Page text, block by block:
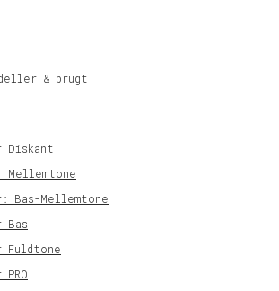
& brugt
Diskant
Mellemtone
Bas-Mellemtone
Bas
Fuldtone